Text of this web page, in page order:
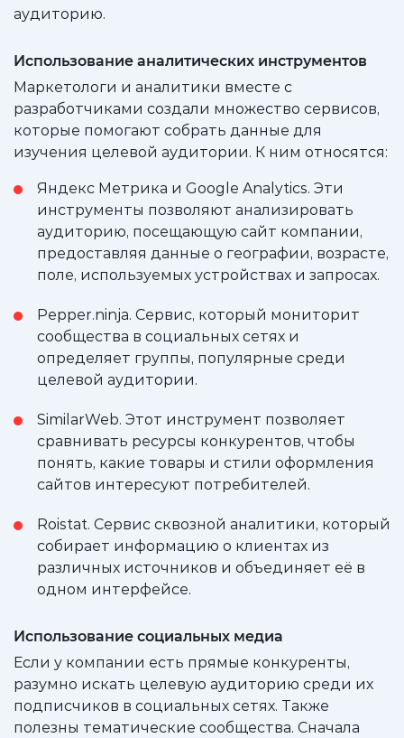
аудиторию.
Использование аналитических инструментов
Маркетологи и аналитики вместе с
разработчиками создали множество сервисов,
которые помогают собрать данные для
изучения целевой аудитории. К ним относятся:
Яндекс Метрика и Google Analytics. Эти
инструменты позволяют анализировать
аудиторию, посещающую сайт компании,
предоставляя данные о географии, возрасте,
поле, используемых устройствах и запросах.
Pepper.ninja. Сервис, который мониторит
сообщества в социальных сетях и
определяет группы, популярные среди
целевой аудитории.
SimilarWeb. Этот инструмент позволяет
сравнивать ресурсы конкурентов, чтобы
понять, какие товары и стили оформления
сайтов интересуют потребителей.
Roistat. Сервис сквозной аналитики, который
собирает информацию о клиентах из
различных источников и объединяет её в
одном интерфейсе.
Использование социальных медиа
Если у компании есть прямые конкуренты,
разумно искать целевую аудиторию среди их
подписчиков в социальных сетях. Также
полезны тематические сообщества. Сначала